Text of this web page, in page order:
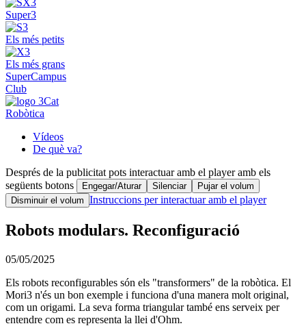
Super3
Els més petits
Els més grans
SuperCampus
Club
Robòtica
Vídeos
De què va?
Després de la publicitat pots interactuar amb el player amb els
següents botons
Engegar/Aturar Silenciar
Pujar el volum
Disminuir el volum Instruccions per interactuar amb el player
Robots modulars. Reconfiguració
05/05/2025
Els robots reconfigurables són els "transformers" de la robòtica. El
Mori3 n'és un bon exemple i funciona d'una manera molt original,
com un origami. La seva forma triangular també ens serveix per
entendre com es representa la llei d'Ohm.